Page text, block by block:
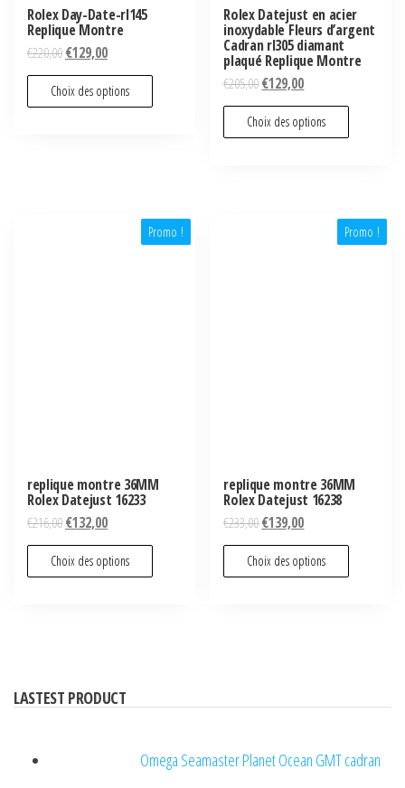
Rolex Day-Date-rl145
Replique Montre
€220,00€129,00
Choix des options
Rolex Datejust en acier
inoxydable Fleurs d’argent
Cadran rl305 diamant
plaqué Replique Montre
€205,00€129,00
Choix des options
Promo !
replique montre 36MM
Rolex Datejust 16233
€216,00€132,00
Choix des options
Promo !
replique montre 36MM
Rolex Datejust 16238
€233,00€139,00
Choix des options
LASTEST PRODUCT
Omega Seamaster Planet Ocean GMT cadran